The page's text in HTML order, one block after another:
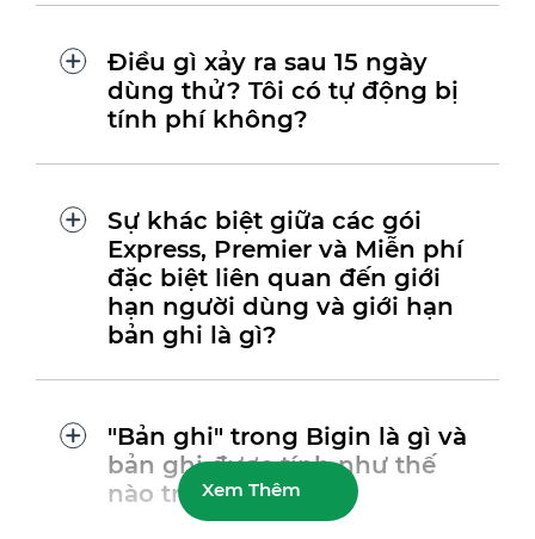
Điều gì xảy ra sau 15 ngày
dùng thử? Tôi có tự động bị
tính phí không?
Sự khác biệt giữa các gói
Express, Premier và Miễn phí
đặc biệt liên quan đến giới
hạn người dùng và giới hạn
bản ghi là gì?
"Bản ghi" trong Bigin là gì và
bản ghi được tính như thế
nào trong mỗi gói?
Xem Thêm